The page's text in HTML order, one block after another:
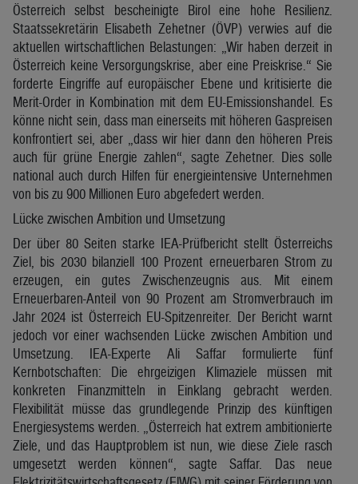
Österreich selbst bescheinigte Birol eine hohe Resilienz.
Staatssekretärin Elisabeth Zehetner (ÖVP) verwies auf die
aktuellen wirtschaftlichen Belastungen: „Wir haben derzeit in
Österreich keine Versorgungskrise, aber eine Preiskrise.“ Sie
forderte Eingriffe auf europäischer Ebene und kritisierte die
Merit-Order in Kombination mit dem EU-Emissionshandel. Es
könne nicht sein, dass man einerseits mit höheren Gaspreisen
konfrontiert sei, aber „dass wir hier dann den höheren Preis
auch für grüne Energie zahlen“, sagte Zehetner. Dies solle
national auch durch Hilfen für energieintensive Unternehmen
von bis zu 900 Millionen Euro abgefedert werden.
Lücke zwischen Ambition und Umsetzung
Der über 80 Seiten starke IEA-Prüfbericht stellt Österreichs
Ziel, bis 2030 bilanziell 100 Prozent erneuerbaren Strom zu
erzeugen, ein gutes Zwischenzeugnis aus. Mit einem
Erneuerbaren-Anteil von 90 Prozent am Stromverbrauch im
Jahr 2024 ist Österreich EU-Spitzenreiter. Der Bericht warnt
jedoch vor einer wachsenden Lücke zwischen Ambition und
Umsetzung. IEA-Experte Ali Saffar formulierte fünf
Kernbotschaften: Die ehrgeizigen Klimaziele müssen mit
konkreten Finanzmitteln in Einklang gebracht werden.
Flexibilität müsse das grundlegende Prinzip des künftigen
Energiesystems werden. „Österreich hat extrem ambitionierte
Ziele, und das Hauptproblem ist nun, wie diese Ziele rasch
umgesetzt werden können“, sagte Saffar. Das neue